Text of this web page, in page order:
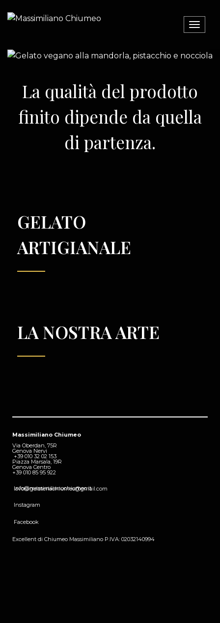
La qualità del prodotto
finito dipende da quella
di partenza.
GELATO
ARTIGIANALE
LA NOSTRA ARTE
Massimiliano Chiumeo
Via Oberdan, 75R
Genova Nervi
+39 010 32 02 153
Piazza Marsala, 19R
Genova Centro
+39 010 85 95 922
info@massimilianochiumeo.it
lavoro.gelateriachiumeo@gmail.com
Instagram
Facebook
Excellent di Chiumeo Massimiliano P.IVA: 02032140994